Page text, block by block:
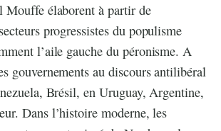
Mouffe élaborent à partir de
progressistes du populisme
l’aile gauche du péronisme. A
gouvernements au discours antilibéral
Brésil, en Uruguay, Argentine,
Dans l’histoire moderne, les